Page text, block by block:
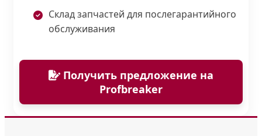
Склад запчастей для послегарантийного
обслуживания
Получить предложение на
Profbreaker